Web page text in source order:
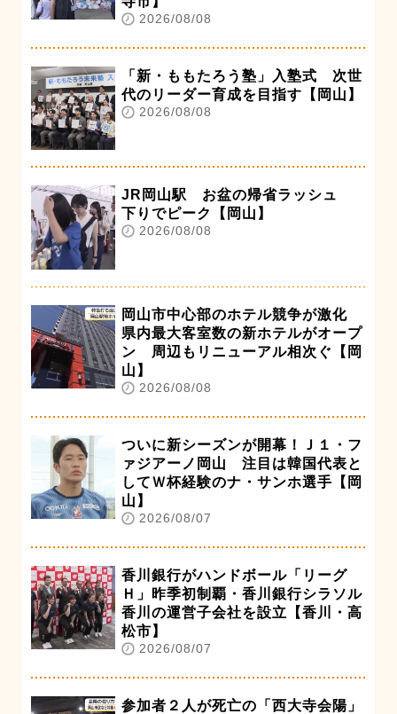
2026/08/08
「新・ももたろう塾」入塾式 次世
代のリーダー育成を目指す【岡山】
2026/08/08
JR岡山駅 お盆の帰省ラッシュ
下りでピーク【岡山】
2026/08/08
岡山市中心部のホテル競争が激化
県内最大客室数の新ホテルがオープ
ン 周辺もリニューアル相次ぐ【岡
山】
2026/08/08
ついに新シーズンが開幕！Ｊ１・フ
ァジアーノ岡山 注目は韓国代表と
してＷ杯経験のナ・サンホ選手【岡
山】
2026/08/07
香川銀行がハンドボール「リーグ
Ｈ」昨季初制覇・香川銀行シラソル
香川の運営子会社を設立【香川・高
松市】
2026/08/07
参加者２人が死亡の「西大寺会陽」